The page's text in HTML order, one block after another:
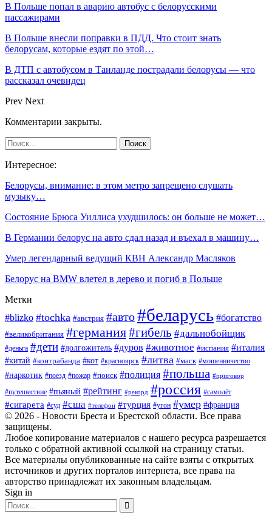
В Польше попал в аварию автобус с белорусскими
пассажирами
В Польше внесли поправки в ПДД. Что стоит знать
белорусам, которые ездят по этой…
В ДТП с автобусом в Таиланде пострадали белорусы — что
рассказал очевидец
Prev Next
Комментарии закрыты.
Интересное:
Белорусы, внимание: в этом метро запрещено слушать
музыку…
Состояние Брюса Уиллиса ухудшилось: он больше не может…
В Германии белорус на авто сдал назад и въехал в машину…
Умер легендарный ведущий КВН Александр Масляков
Белорус на BMW влетел в дерево и погиб в Польше
Метки
#blizko #tochka #австрия #авто#беларусь #богатство
#великобритания #германия#гибель #дальнобойщик
#деньга #дети #долгожитель #дуров #животное #испания #италия
#китай #контрабанда #кот #красноярск #литва #маск #мошенничество
#наркотик #поезд #пожар #поиск #полиция #польша #приговор
#путешествие #пьяный #рейтинг #рекорд #россия #самолёт
#сигарета #суд #сша #телефон #турция #угон #умер #франция
© 2026 - Новости Бреста и Брестской области. Все права
защищены.
Любое копирование материалов с нашего ресурса разрешается
только с обратной активной ссылкой на страницу статьи.
Все материалы опубликованные на сайте взяты с открытых
источников и других порталов интернета, все права на
авторство принадлежат их законным владельцам.
Sign in